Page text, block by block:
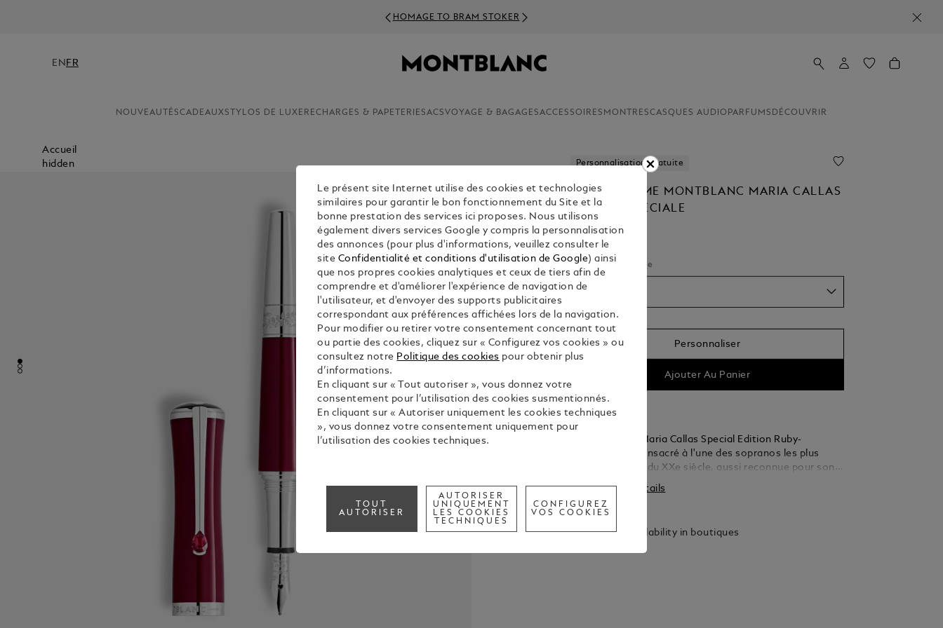
HOMAGE TO BRAM STOKER
EN FR
NOUVEAUTÉSCADEAUXSTYLOS DE LUXE RECHARGES & PAPETERIESACSVOYAGE & BAGAGESACCESSOIRES MONTRESCASQUES AUDIO PARFUMS DÉCOUVRIR
Accueil
hidden
Personnalisation Gratuite
STYLO-PLUME MONTBLANC MARIA CALLAS
ÉDITION SPÉCIALE
€ 1,380.00
1. Sélectionner Size
F
Personnaliser
Ajouter Au Panier
Le Montblanc Maria Callas Special Edition Ruby-
Coloured est consacré à l'une des sopranos les plus
charismatiques du XXe siècle, aussi reconnue pour son
personnalité, elle incarnait une certaine idée de la
cantatrice d'opéra. De La Scala à Milan jusqu’à l’Opéra
York, elle était connue dans les plus grands opéras au
monde sous le nom de « La Divina », la divine. Cette
Voir tous les détails
Check availability in boutiques
Le présent site Internet utilise des cookies et technologies
similaires pour garantir le bon fonctionnement du Site et la
bonne prestation des services ici proposes. Nous utilisons
également divers services Google y compris la personnalisation
des annonces (pour plus d'informations, veuillez consulter le
site Confidentialité et conditions d'utilisation de Google) ainsi
que nos propres cookies analytiques et ceux de tiers afin de
comprendre et d'améliorer l'expérience de navigation de
l'utilisateur, et d'envoyer des supports publicitaires
correspondant aux préférences affichées lors de la navigation.
Pour modifier ou retirer votre consentement concernant tout
ou partie des cookies, cliquez sur « Configurez vos cookies » ou
consultez notre Politique des cookies pour obtenir plus
d’informations.
En cliquant sur « Tout autoriser », vous donnez votre
consentement pour l’utilisation des cookies susmentionnés.
En cliquant sur « Autoriser uniquement les cookies techniques
», vous donnez votre consentement uniquement pour
l’utilisation des cookies techniques.
TOUT
AUTORISER
AUTORISER
UNIQUEMENT
LES COOKIES
TECHNIQUES
CONFIGUREZ
VOS COOKIES